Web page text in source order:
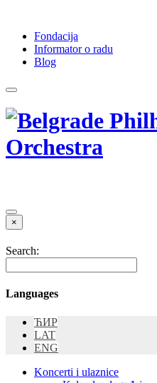
Fondacija
Informator o radu
Blog
×
Search:
Languages
ЋИР
LAT
ENG
Koncerti i ulaznice